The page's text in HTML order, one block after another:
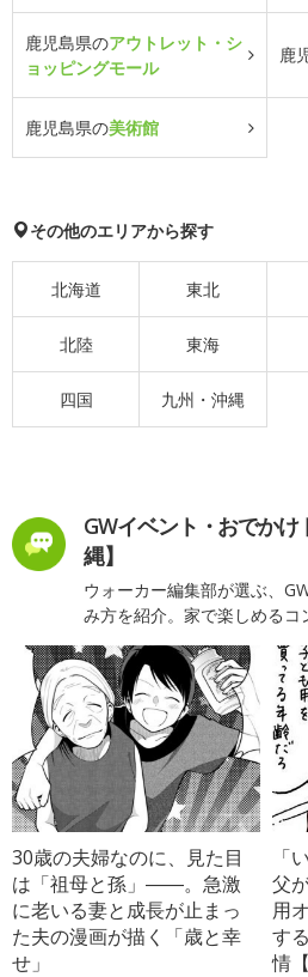
鹿児島県のアウトレット・シ
ョッピングモール
鹿
鹿児島県の美術館
その他のエリアから探す
北海道 東北
北陸 東海
四国 九州・沖縄
GWイベント・おでか
縄】
ウォーカー編集部が選ぶ、
み方を紹介。家で楽しめるコ
30歳の夫婦なのに、見た目
は「祖母と孫」――。急激
に老いる妻と成長が止まっ
た夫の漫画が描く「歳と幸
せ」
「
父
用
す
情